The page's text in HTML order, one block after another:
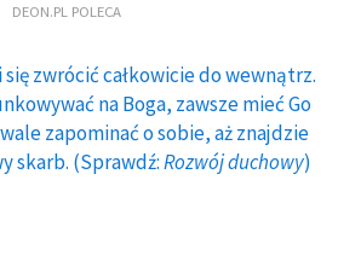
DEON.PL POLECA
zwrócić całkowicie do wewnątrz.
na Boga, zawsze mieć Go
zapominać o sobie, aż znajdzie
skarb. (Sprawdź:Rozwój duchowy)